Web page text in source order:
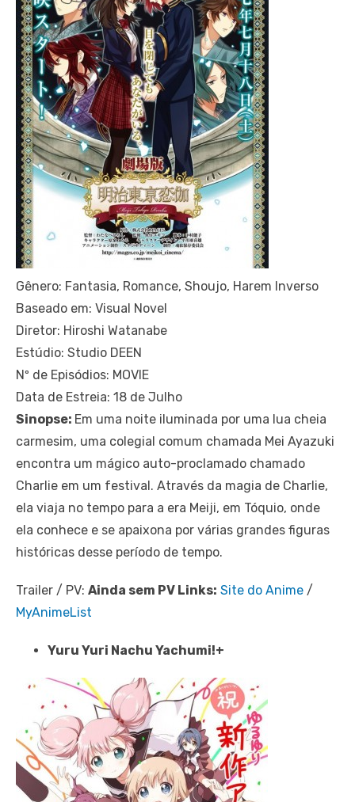
Gênero: Fantasia, Romance, Shoujo, Harem Inverso
Baseado em: Visual Novel
Diretor: Hiroshi Watanabe
Estúdio: Studio DEEN
Nº de Episódios: MOVIE
Data de Estreia: 18 de Julho
Sinopse: Em uma noite iluminada por uma lua cheia
carmesim, uma colegial comum chamada Mei Ayazuki
encontra um mágico auto-proclamado chamado
Charlie em um festival. Através da magia de Charlie,
ela viaja no tempo para a era Meiji, em Tóquio, onde
ela conhece e se apaixona por várias grandes figuras
históricas desse período de tempo.
Trailer / PV: Ainda sem PV Links: Site do Anime /
MyAnimeList
Yuru Yuri Nachu Yachumi!+